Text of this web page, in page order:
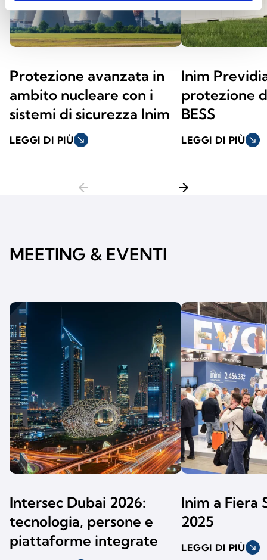
Protezione avanzata in
ambito nucleare con i
sistemi di sicurezza Inim
LEGGI DI PIÙ south_east
Inim
protezione
BESS
LEGGI DI PIÙ south_east
arrow_back arrow_forward
MEETING & EVENTI
Intersec Dubai 2026:
tecnologia, persone e
piattaforme integrate
Inim a Fiera
2025
LEGGI DI PIÙ south_east